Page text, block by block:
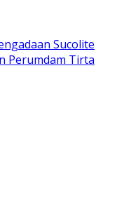
Sucolite
Perumdam Tirta